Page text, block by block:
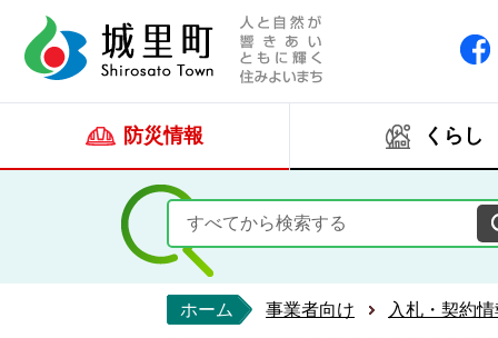
防災情報 くらし
ホーム 事業者向け 入札・契約